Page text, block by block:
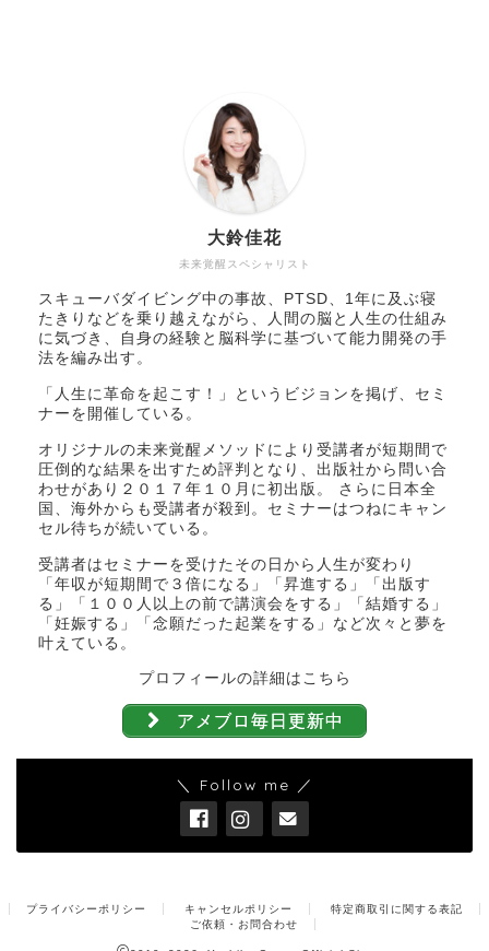
未来覚醒スペシャリスト
大鈴佳花
スキューバダイビング中の事故、PTSD、1年に及ぶ寝
たきりなどを乗り越えながら、人間の脳と人生の仕組み
に気づき、自身の経験と脳科学に基づいて能力開発の手
法を編み出す。
「人生に革命を起こす！」というビジョンを掲げ、セミ
ナーを開催している。
オリジナルの未来覚醒メソッドにより受講者が短期間で
圧倒的な結果を出すため評判となり、出版社から問い合
わせがあり２０１７年１０月に初出版。 さらに日本全
国、海外からも受講者が殺到。セミナーはつねにキャン
セル待ちが続いている。
受講者はセミナーを受けたその日から人生が変わり
「年収が短期間で３倍になる」「昇進する」「出版す
る」「１００人以上の前で講演会をする」「結婚する」
「妊娠する」「念願だった起業をする」など次々と夢を
叶えている。
プロフィールの詳細はこちら
アメブロ毎日更新中
＼ Follow me ／
プライバシーポリシー キャンセルポリシー
特定商取引に関する表記
ご依頼・お問合わせ